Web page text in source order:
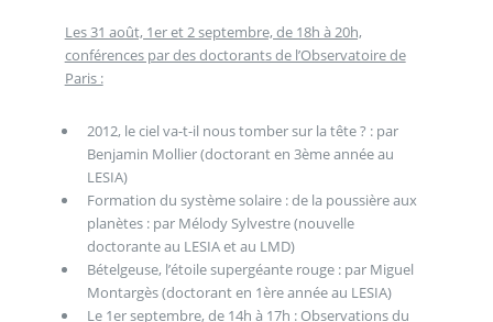
Les 31 août, 1er et 2 septembre, de 18h à 20h,
conférences par des doctorants de l’Observatoire de
Paris :
2012, le ciel va-t-il nous tomber sur la tête ? : par
Benjamin Mollier (doctorant en 3ème année au
LESIA)
Formation du système solaire : de la poussière aux
planètes : par Mélody Sylvestre (nouvelle
doctorante au LESIA et au LMD)
Bételgeuse, l’étoile supergéante rouge : par Miguel
Montargès (doctorant en 1ère année au LESIA)
Le 1er septembre, de 14h à 17h :Observations du